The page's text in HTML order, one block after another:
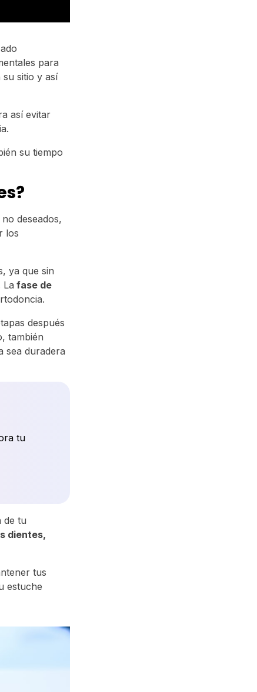
para
sitio y así
así evitar
su tiempo
no deseados,
los
ya que sin
La fase de
después
también
sea duradera
tu
de tu
dientes,
tus
estuche